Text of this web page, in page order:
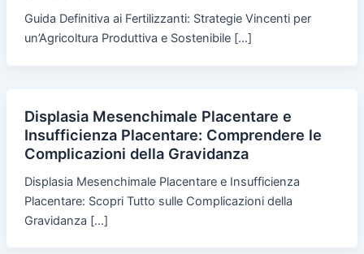
Guida Definitiva ai Fertilizzanti: Strategie Vincenti per
un’Agricoltura Produttiva e Sostenibile […]
Displasia Mesenchimale Placentare e
Insufficienza Placentare: Comprendere le
Complicazioni della Gravidanza
Displasia Mesenchimale Placentare e Insufficienza
Placentare: Scopri Tutto sulle Complicazioni della
Gravidanza […]